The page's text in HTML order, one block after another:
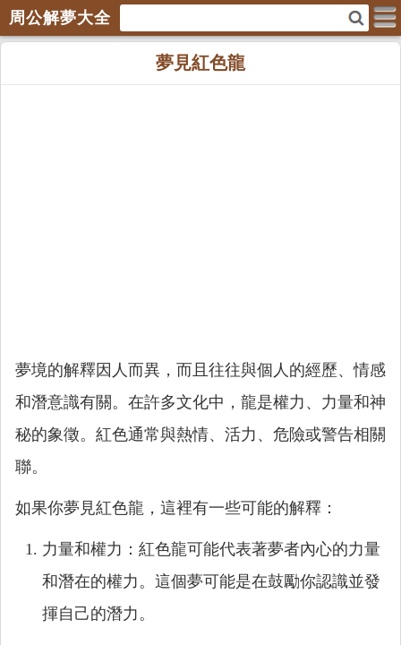
周公解夢大全
夢見紅色龍
夢境的解釋因人而異，而且往往與個人的經歷、情感
和潛意識有關。在許多文化中，龍是權力、力量和神
秘的象徵。紅色通常與熱情、活力、危險或警告相關
聯。
如果你夢見紅色龍，這裡有一些可能的解釋：
力量和權力：紅色龍可能代表著夢者內心的力量
和潛在的權力。這個夢可能是在鼓勵你認識並發
揮自己的潛力。